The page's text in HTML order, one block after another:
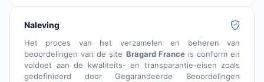
Naleving
Het proces van het verzamelen en beheren van
beoordelingen van de site Bragard Franceis conform en
voldoet aan de kwaliteits- en transparantie-eisen zoals
gedefinieerd door Gegarandeerde Beoordelingen